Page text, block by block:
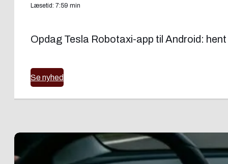
Læsetid: 7:59 min
Opdag Tesla Robotaxi-app til Android:
Se nyhed